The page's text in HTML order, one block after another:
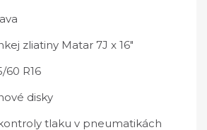
zliatiny Matar 7J x 16"
60 R16
disky
tlaku v pneumatikách